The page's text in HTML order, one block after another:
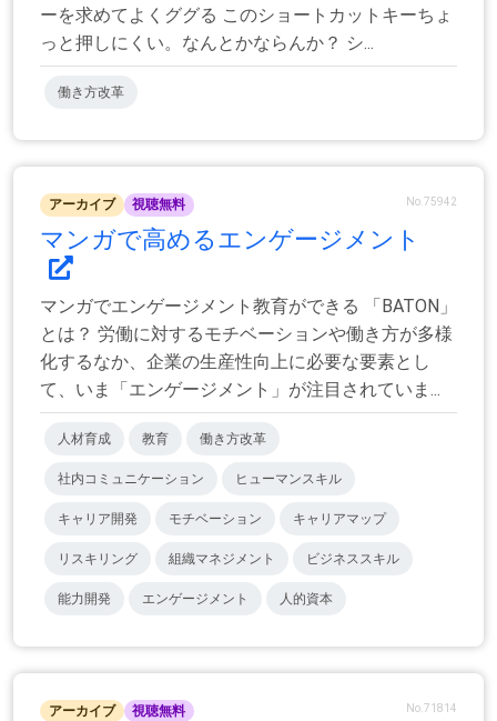
ーを求めてよくググる このショートカットキーちょ
っと押しにくい。なんとかならんか？ シ...
働き方改革
アーカイブ 視聴無料 No.75942
マンガで高めるエンゲージメント
マンガでエンゲージメント教育ができる 「BATON」
とは？ 労働に対するモチベーションや働き方が多様
化するなか、企業の生産性向上に必要な要素とし
て、いま「エンゲージメント」が注目されていま...
人材育成 教育 働き方改革
社内コミュニケーション ヒューマンスキル
キャリア開発 モチベーション キャリアマップ
リスキリング 組織マネジメント ビジネススキル
能力開発 エンゲージメント 人的資本
アーカイブ 視聴無料 No.71814